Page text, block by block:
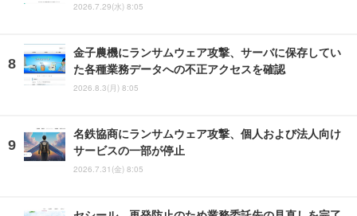
2026.7.29(水) 8:05
金子農機にランサムウェア攻撃、サーバに保存してい
た各種業務データへの不正アクセスを確認
2026.8.3(月) 8:05
名鉄協商にランサムウェア攻撃、個人および法人向け
サービスの一部が停止
2026.7.31(金) 8:05